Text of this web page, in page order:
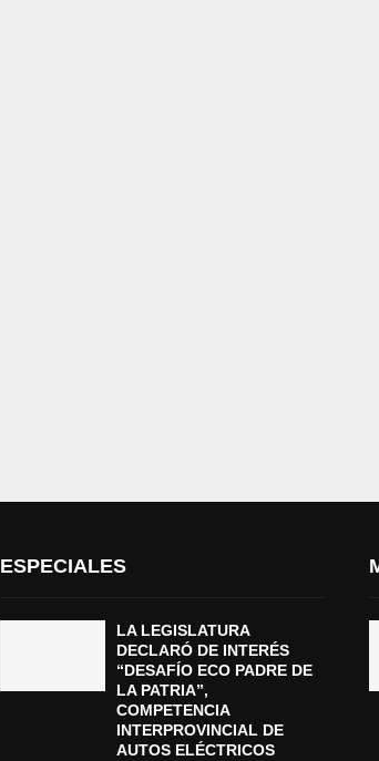
ESPECIALES
LA LEGISLATURA
DECLARÓ DE INTERÉS
“DESAFÍO ECO PADRE DE
LA PATRIA”,
COMPETENCIA
INTERPROVINCIAL DE
AUTOS ELÉCTRICOS